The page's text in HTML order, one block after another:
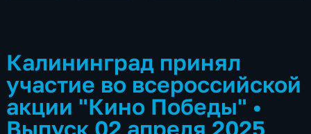
Калининград принял
участие во всероссийской
акции "Кино Победы" •
Выпуск 02 апреля 2025